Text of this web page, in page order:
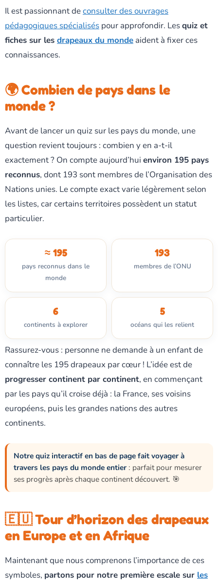
Il est passionnant deconsulter des ouvrages
pédagogiques spécialisés pour approfondir. Lesquiz et
fiches sur les drapeaux du monde aident à fixer ces
connaissances.
🌍 Combien de pays dans le
monde ?
Avant de lancer un quiz sur les pays du monde, une
question revient toujours : combien y en a-t-il
exactement ? On compte aujourd’hui environ 195 pays
reconnus, dont 193 sont membres de l’Organisation des
Nations unies. Le compte exact varie légèrement selon
les listes, car certains territoires possèdent un statut
particulier.
≈ 195
pays reconnus dans le
monde
193
membres de l’ONU
6
continents à explorer
5
océans qui les relient
Rassurez-vous : personne ne demande à un enfant de
connaître les 195 drapeaux par cœur ! L’idée est de
progresser continent par continent, en commençant
par les pays qu’il croise déjà : la France, ses voisins
européens, puis les grandes nations des autres
continents.
Notre quiz interactif en bas de page fait voyager à
travers les pays du monde entier : parfait pour mesurer
ses progrès après chaque continent découvert. 🎯
🇪🇺 Tour d’horizon des drapeaux
en Europe et en Afrique
Maintenant que nous comprenons l’importance de ces
symboles, partons pour notre première escale sur les